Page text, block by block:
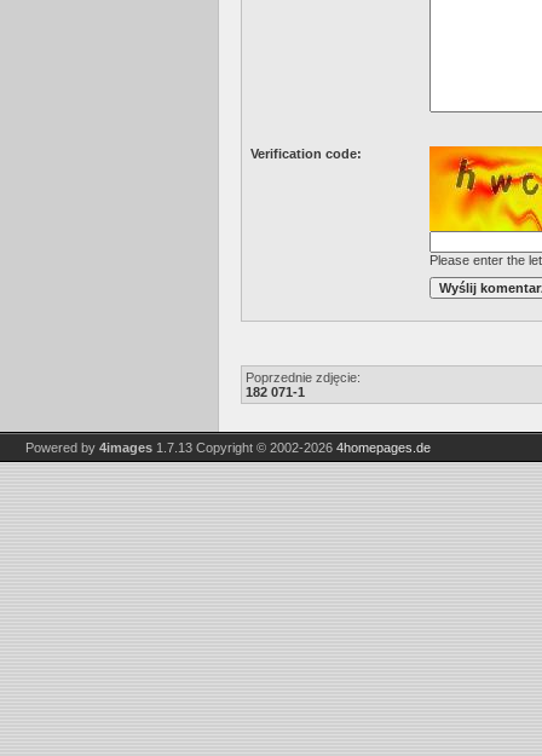
Verification code:
Please enter the
Poprzednie zdjęcie:
182 071-1
Powered by 4images 1.7.13 Copyright © 2002-2026 4homepages.de